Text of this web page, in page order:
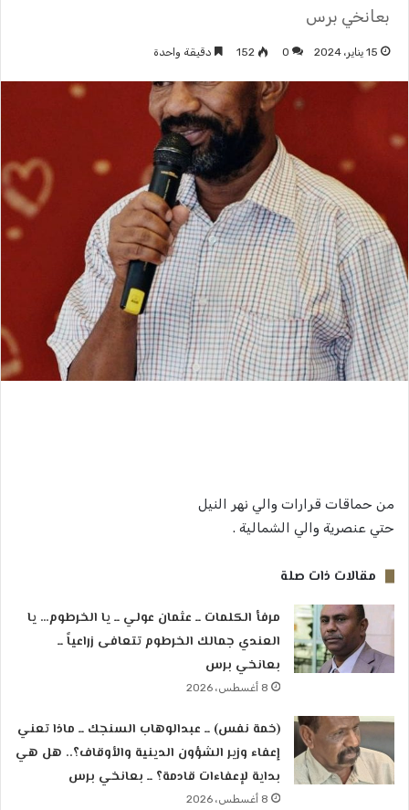
بعانخي برس
15 يناير، 2024 0
152 دقيقة واحدة
من حماقات قرارات والي نهر النيل
حتي عنصرية والي الشمالية .
مقالات ذات صلة
مرفأ الكلمات ــ عثمان عولي ــ يا الخرطوم… يا
العندي جمالك الخرطوم تتعافى زراعياً ــ
بعانخي برس
8 أغسطس، 2026
(خمة نفس) ــ عبدالوهاب السنجك ــ ماذا تعني
إعفاء وزير الشؤون الدينية والأوقاف؟.. هل هي
بداية لإعفاءات قادمة؟ ــ بعانخي برس
8 أغسطس، 2026